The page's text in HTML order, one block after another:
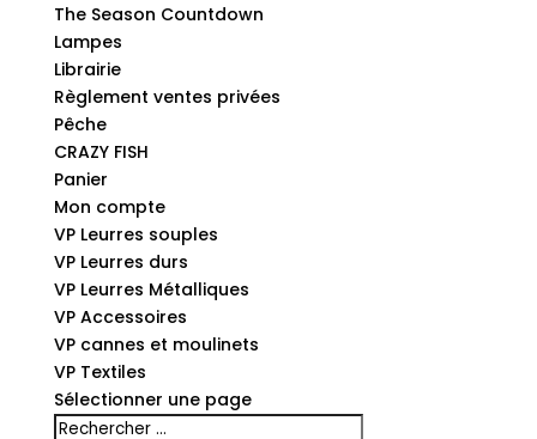
The Season Countdown
Lampes
Librairie
Règlement ventes privées
Pêche
CRAZY FISH
Panier
Mon compte
VP Leurres souples
VP Leurres durs
VP Leurres Métalliques
VP Accessoires
VP cannes et moulinets
VP Textiles
Sélectionner une page